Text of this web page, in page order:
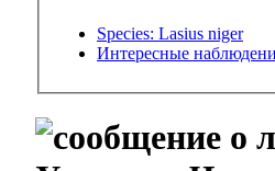
Species: Lasius niger
Интересные